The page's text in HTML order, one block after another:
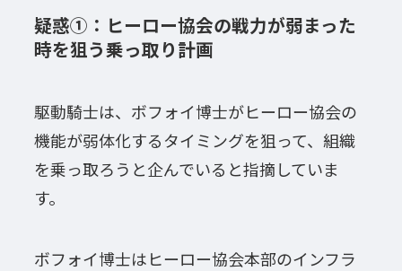
疑惑①：ヒーロー協会の戦力が弱まった
時を狙う乗っ取り計画
駆動騎士は、ボフォイ博士がヒーロー協会の
機能が弱体化するタイミングを狙って、組織
を乗っ取ろうと企んでいると指摘していま
す。
ボフォイ博士はヒーロー協会本部のインフラ